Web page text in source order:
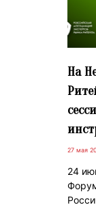
На
27 мая
24